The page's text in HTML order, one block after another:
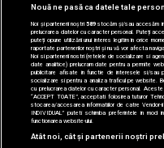
Nouă ne pasă ca datele tale
Noi și partenerii noștri589stocăm și/sau accesăm
prelucrarea datelor cu caracter personal. Puteți
puteți opune utilizării unui interes legitim în orice
raportate partenerilor noștri și nu vă vor afecta
Noi si partenerii nostri (retelele de socializare si
date analitice) prelucram date pentru a permite
publicitare afisate in functie de interesele si/sau
socializare si pentru a analiza traficul pe website.
cu prelucrarea datelor cu caracter personal.
“ACCEPT TOATE”, acceptati folosirea tuturor
stocarea/accesarea informatiilor de catre Vendor-ii
INDIVIDUAL” puteti schimba preferintele in
functionarea website-ului.
Atât noi, cât și partenerii noștri